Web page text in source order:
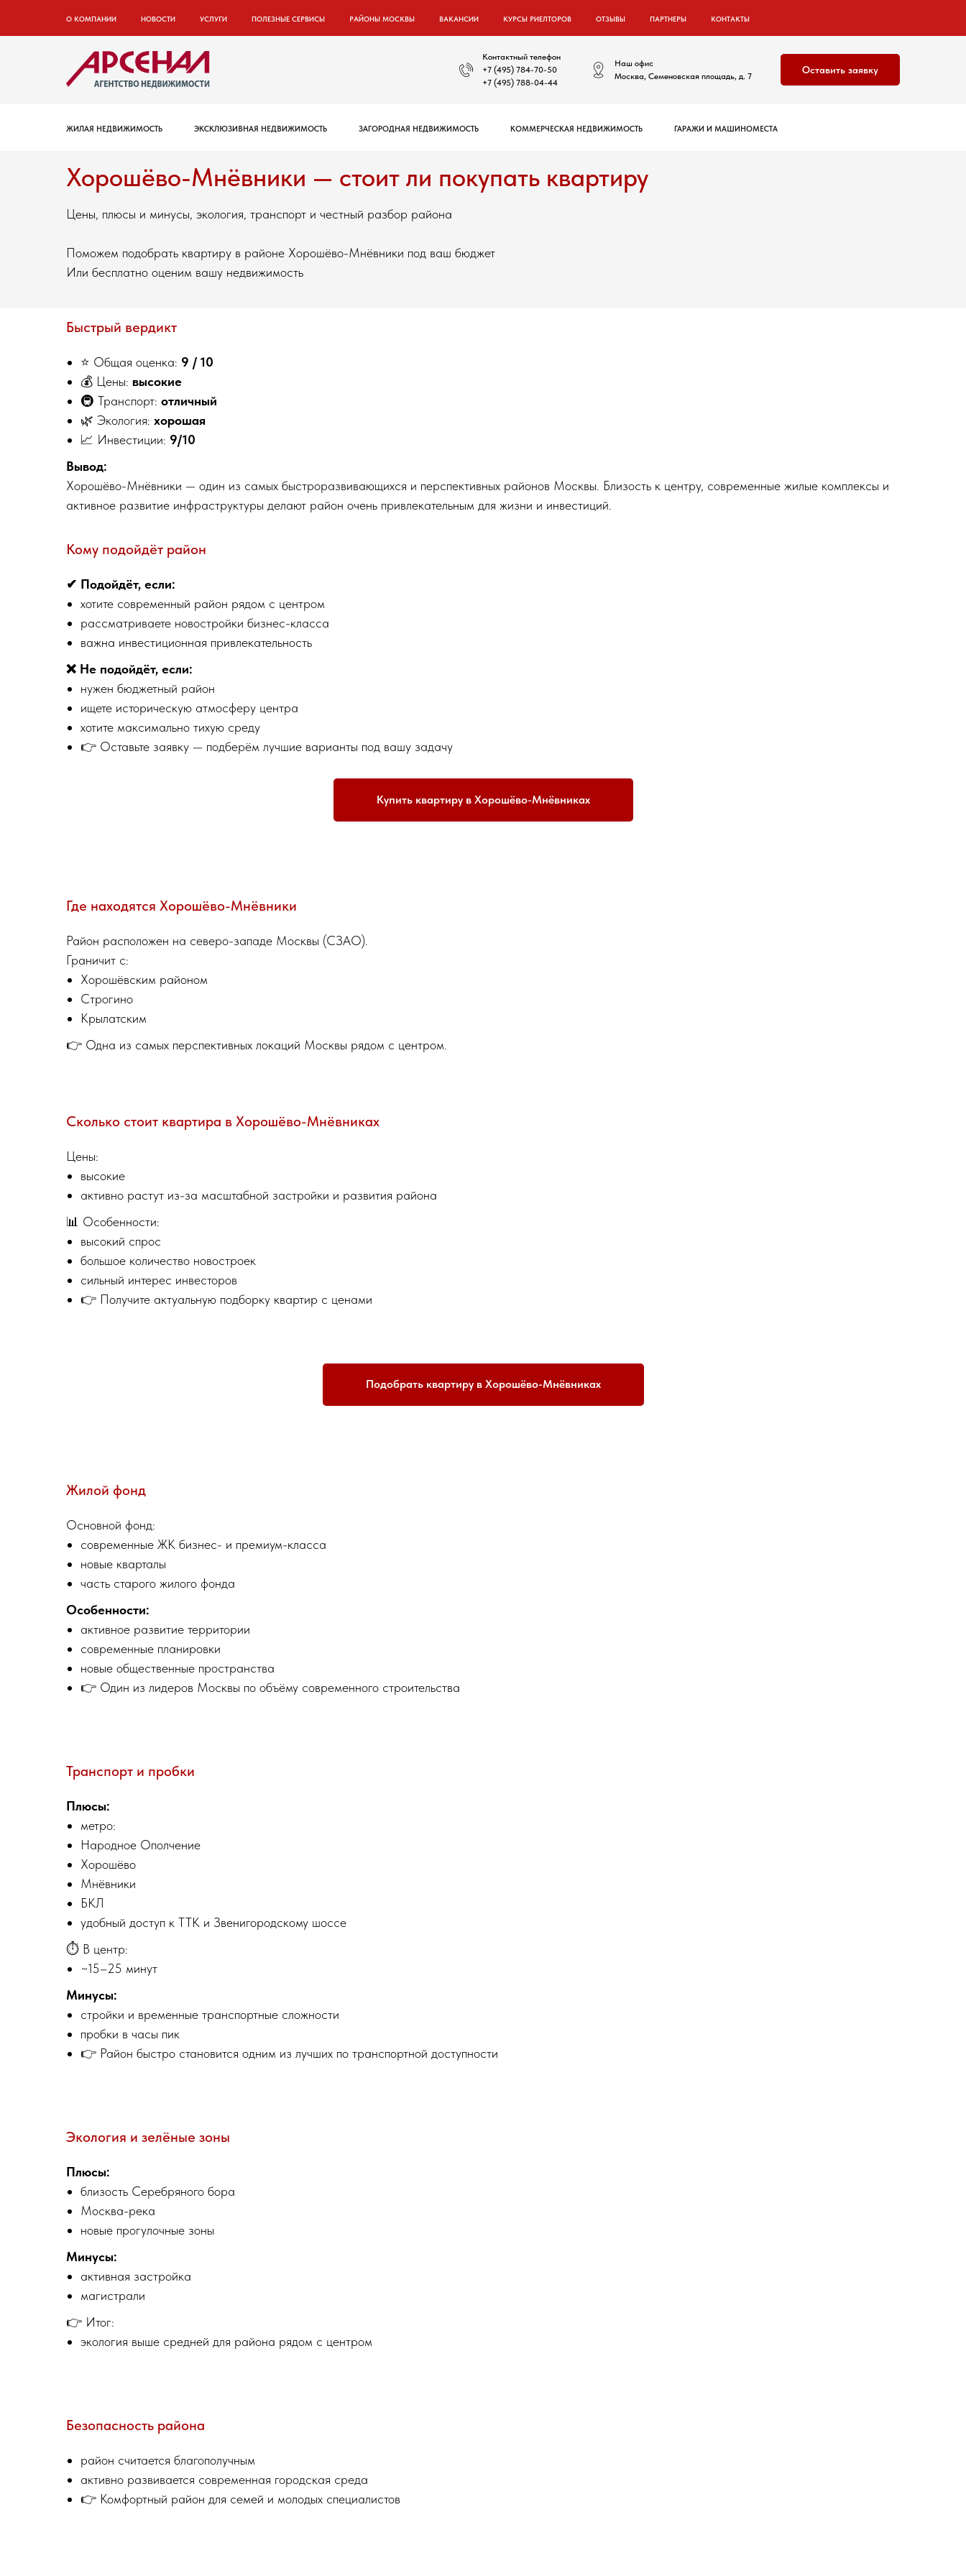
О КОМПАНИИ НОВОСТИ УСЛУГИ ПОЛЕЗНЫЕ СЕРВИСЫ РАЙОНЫ МОСКВЫ ВАКАНСИИ КУРСЫ РИЕЛТОРОВ ОТЗЫВЫ ПАРТНЕРЫ КОНТАКТЫ
Контактный телефон
+7 (495) 784-70-50
+7 (495) 788-04-44
Наш офис
Москва, Семеновская площадь, д. 7
Оставить заявку
ЖИЛАЯ НЕДВИЖИМОСТЬ ЭКСКЛЮЗИВНАЯ НЕДВИЖИМОСТЬ ЗАГОРОДНАЯ НЕДВИЖИМОСТЬ КОММЕРЧЕСКАЯ НЕДВИЖИМОСТЬ ГАРАЖИ И МАШИНОМЕСТА
Хорошёво-Мнёвники — стоит ли покупать квартиру
Цены, плюсы и минусы, экология, транспорт и честный разбор района
Поможем подобрать квартиру в районе Хорошёво-Мнёвники под ваш бюджет
Или бесплатно оценим вашу недвижимость
Быстрый вердикт
⭐ Общая оценка: 9 / 10
💰 Цены: высокие
🚇 Транспорт: отличный
🌿 Экология: хорошая
📈 Инвестиции: 9/10
Вывод:
Хорошёво-Мнёвники — один из самых быстроразвивающихся и перспективных районов Москвы. Близость к центру, современные жилые комплексы и
активное развитие инфраструктуры делают район очень привлекательным для жизни и инвестиций.
Кому подойдёт район
✔ Подойдёт, если:
хотите современный район рядом с центром
рассматриваете новостройки бизнес-класса
важна инвестиционная привлекательность
❌ Не подойдёт, если:
нужен бюджетный район
ищете историческую атмосферу центра
хотите максимально тихую среду
👉 Оставьте заявку — подберём лучшие варианты под вашу задачу
Купить квартиру в Хорошёво-Мнёвниках
Где находятся Хорошёво-Мнёвники
Район расположен на северо-западе Москвы (СЗАО).
Граничит с:
Хорошёвским районом
Строгино
Крылатским
👉 Одна из самых перспективных локаций Москвы рядом с центром.
Сколько стоит квартира в Хорошёво-Мнёвниках
Цены:
высокие
активно растут из-за масштабной застройки и развития района
📊 Особенности:
высокий спрос
большое количество новостроек
сильный интерес инвесторов
👉 Получите актуальную подборку квартир с ценами
Подобрать квартиру в Хорошёво-Мнёвниках
Жилой фонд
Основной фонд:
современные ЖК бизнес- и премиум-класса
новые кварталы
часть старого жилого фонда
Особенности:
активное развитие территории
современные планировки
новые общественные пространства
👉 Один из лидеров Москвы по объёму современного строительства
Транспорт и пробки
Плюсы:
метро:
Народное Ополчение
Хорошёво
Мнёвники
БКЛ
удобный доступ к ТТК и Звенигородскому шоссе
⏱️ В центр:
~15–25 минут
Минусы:
стройки и временные транспортные сложности
пробки в часы пик
👉 Район быстро становится одним из лучших по транспортной доступности
Экология и зелёные зоны
Плюсы:
близость Серебряного бора
Москва-река
новые прогулочные зоны
Минусы:
активная застройка
магистрали
👉 Итог:
экология выше средней для района рядом с центром
Безопасность района
район считается благополучным
активно развивается современная городская среда
👉 Комфортный район для семей и молодых специалистов